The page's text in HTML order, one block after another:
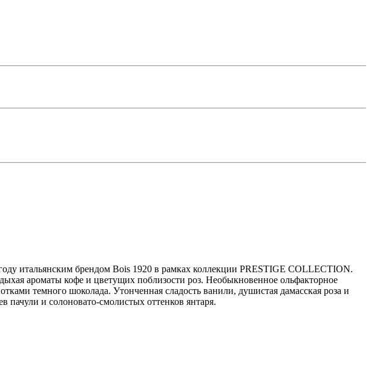
итальянским брендом Bois 1920 в рамках коллекции PRESTIGE COLLECTION.
ароматы кофе и цветущих поблизости роз. Необыкновенное ольфакторное
темного шоколада. Утонченная сладость ванили, душистая дамасская роза и
пачули и солоновато-смолистых оттенков янтаря.